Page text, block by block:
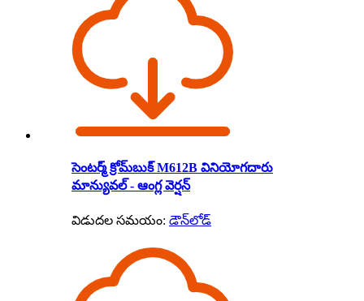
సెంటర్మ్ క్రోమ్‌బుక్ M612B వినియోగదారు
మాన్యువల్ - ఆంగ్ల వెర్షన్
విడుదల సమయం: డౌన్‌లోడ్